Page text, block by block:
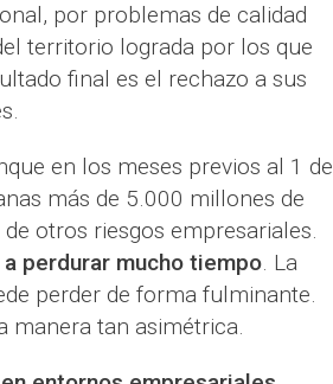
por problemas de calidad
territorio lograda por los que
final es el rechazo a sus
en los meses previos al 1 de
más de 5.000 millones de
otros riesgos empresariales.
perdurar mucho tiempo. La
perder de forma fulminante.
manera tan asimétrica.